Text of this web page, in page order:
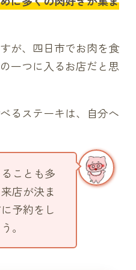
が、四日市でお肉を食
一つに入るお店だと思
るステーキは、自分へ
ことも多
店が決ま
予約をし
。